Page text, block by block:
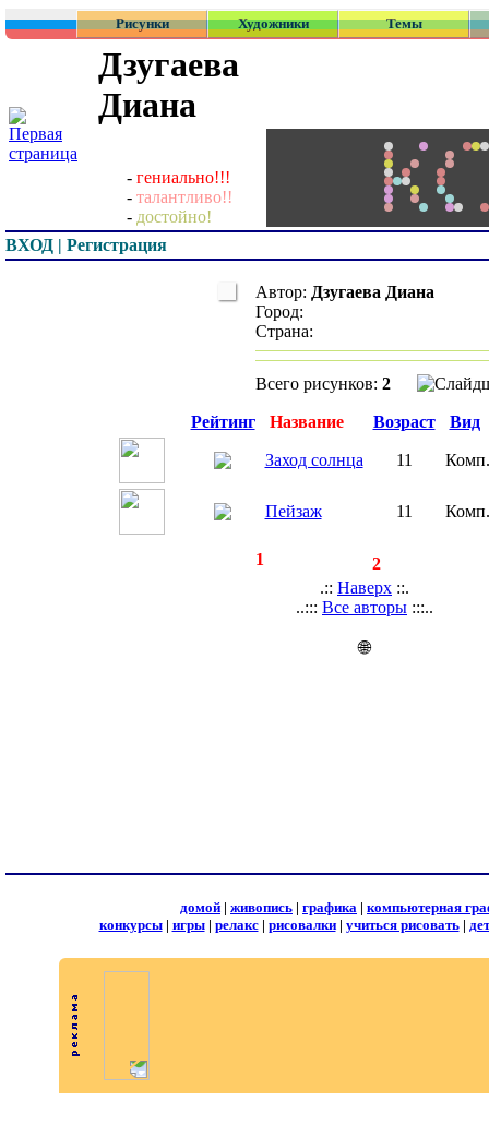
Рисунки Художники Темы
Дзугаева
Диана
- гениально!!!
- талантливо!!
- достойно!
ВХОД | Регистрация
Автор: Дзугаева Диана
Город:
Страна:
Всего рисунков: 2
Рейтинг Название Возраст Вид
Заход солнца 11
Пейзаж 11
1
2
.:: Наверх ::.
..::: Все авторы :::..
🌐
домой | живопись | графика | компьютерная
конкурсы| игры| релакс| рисовалки| учиться рисовать|